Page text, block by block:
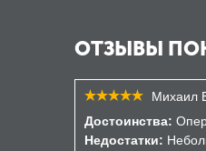
ОТЗЫВЫ
Михаил
Достоинства:
Недостатки: